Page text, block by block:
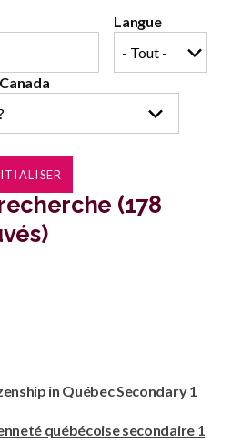
Langue
(178
in Québec Secondary 1
québécoise secondaire 1